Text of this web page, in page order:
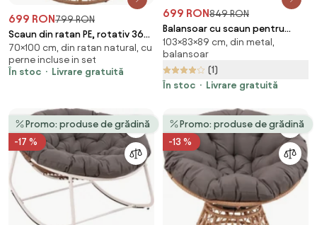
699 RON799 RON
Scaun din ratan PE, rotativ 360
grade, perna Bej– Relaxare
premium pentru grădina ta
70×100 cm, din ratan natural, cu
perne incluse in set
În stoc
Livrare gratuită
699 RON849 RON
Balansoar cu scaun pentru
suport picioare, cadru metalic,
pentru uz interior și exterior,
rezistent până la 150 kg, Maro
103×83×89 cm, din metal,
balansoar
(1)
În stoc
Livrare gratuită
Promo: produse de grădină
-17 %
Promo: produse de grădină
-13 %